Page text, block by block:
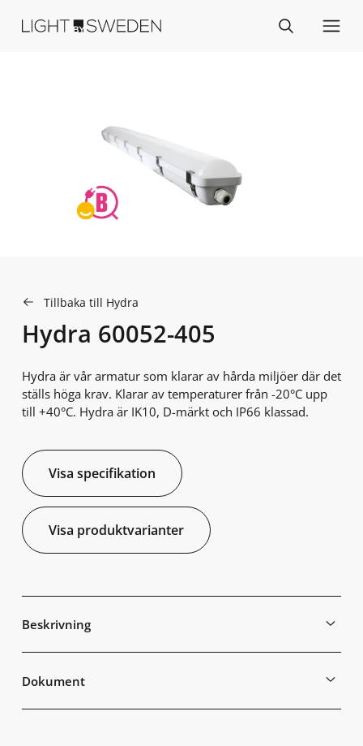
Tillbaka till Hydra
Hydra 60052-405
Hydra är vår armatur som klarar av hårda miljöer där det
ställs höga krav. Klarar av temperaturer från -20°C upp
till +40°C. Hydra är IK10, D-märkt och IP66 klassad.
Visa specifikation
Visa produktvarianter
Beskrivning
Dokument